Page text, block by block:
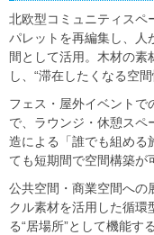
北欧型コミュニティスペ
パレットを再編集し、人
間として活用。木材の素
し、“滞在したくなる空
フェス・屋外イベントで
で、ラウンジ・休憩スペ
造による「誰でも組める
ても短期間で空間構築が
公共空間・商業空間への
クル素材を活用した循環
る“居場所”として機能す